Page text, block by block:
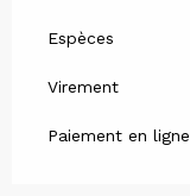
Espèces
Virement
Paiement en ligne